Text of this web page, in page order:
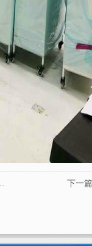
下一篇